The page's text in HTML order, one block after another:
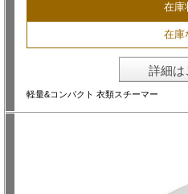
在庫
在庫
詳細は
軽量&コンパクト 衣類スチーマー